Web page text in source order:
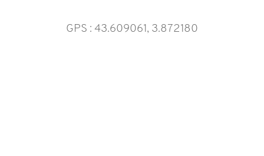
GPS : 43.609061, 3.872180